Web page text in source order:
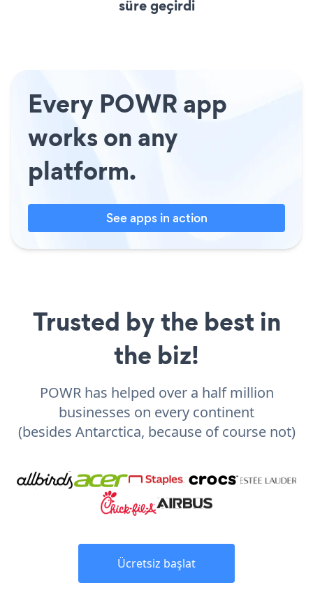
süre geçirdi
Every POWR app
works on any
platform.
See apps in action
Trusted by the best in
the biz!
POWR has helped over a half million
businesses on every continent
(besides Antarctica, because of course not)
Ücretsiz başlat